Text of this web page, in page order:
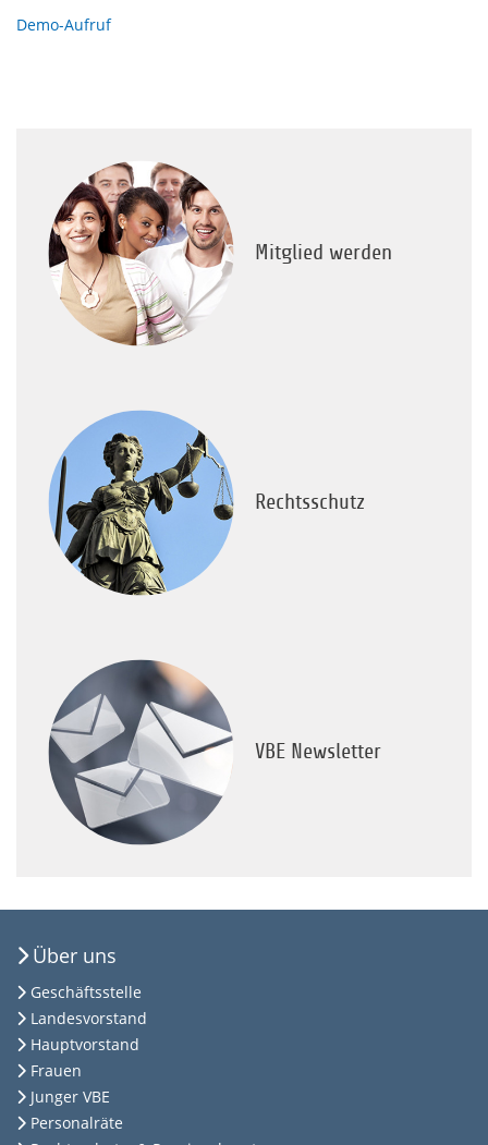
Demo-Aufruf
Mitglied werden
Rechtsschutz
VBE Newsletter
Über uns
Geschäftsstelle
Landesvorstand
Hauptvorstand
Frauen
Junger VBE
Personalräte